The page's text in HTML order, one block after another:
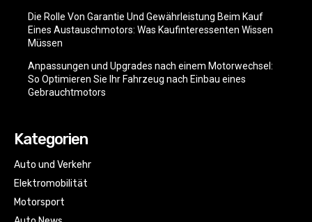
Die Rolle Von Garantie Und Gewährleistung Beim Kauf
Eines Austauschmotors: Was Kaufinteressenten Wissen
Müssen
Anpassungen und Upgrades nach einem Motorwechsel:
So Optimieren Sie Ihr Fahrzeug nach Einbau eines
Gebrauchtmotors
Kategorien
Auto und Verkehr
Elektromobilität
Motorsport